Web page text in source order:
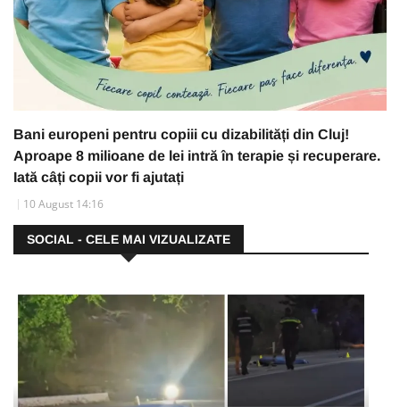
Bani europeni pentru copiii cu dizabilități din Cluj!
Aproape 8 milioane de lei intră în terapie și recuperare.
Iată câți copii vor fi ajutați
10 August 14:16
SOCIAL - CELE MAI VIZUALIZATE